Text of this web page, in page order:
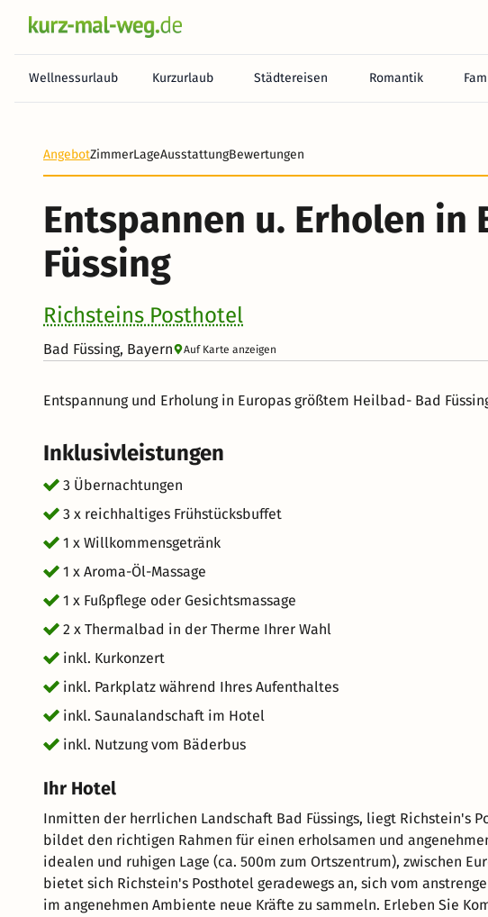
Wellnessurlaub Kurzurlaub Städtereisen Romantik
Heute noch keine Zahlung erforderlich! Zahlen Sie bequem im
AngebotZimmerLageAusstattungBewertungen
Entspannen u. Erholen in
Füssing
Richsteins Posthotel
Bad Füssing, Bayern Auf Karte anzeigen
Entspannung und Erholung in Europas größtem Heilbad- Bad
Inklusivleistungen
3 Übernachtungen
3 x reichhaltiges Frühstücksbuffet
1 x Willkommensgetränk
1 x Aroma-Öl-Massage
1 x Fußpflege oder Gesichtsmassage
2 x Thermalbad in der Therme Ihrer Wahl
inkl. Kurkonzert
inkl. Parkplatz während Ihres Aufenthaltes
inkl. Saunalandschaft im Hotel
inkl. Nutzung vom Bäderbus
Ihr Hotel
Inmitten der herrlichen Landschaft Bad Füssings, liegt Richstein's Posthotel. Das stilvoll
bildet den richtigen Rahmen für einen erholsamen und angenehmen
idealen und ruhigen Lage (ca. 500m zum Ortszentrum), zwischen
bietet sich Richstein's Posthotel geradewegs an, sich vom
im angenehmen Ambiente neue Kräfte zu sammeln. Erleben Sie Komfort und Atmosphäre in unseren behaglich